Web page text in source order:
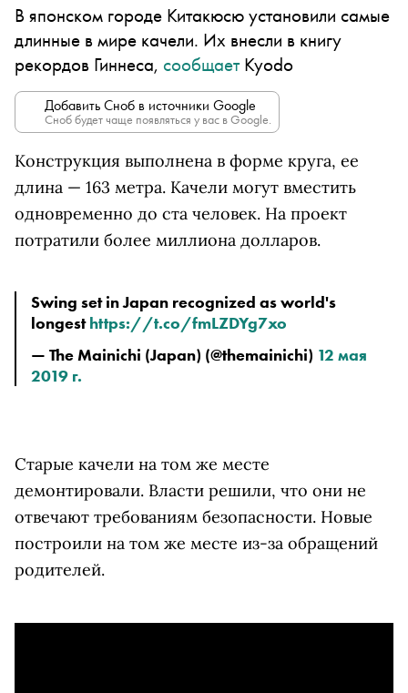
В японском городе Китакюсю установили самые
длинные в мире качели. Их внесли в книгу
рекордов Гиннеса, сообщаетKyodo
Добавить Сноб в источники Google
Сноб будет чаще появляться у вас в Google.
Конструкция выполнена в форме круга, ее
длина — 163 метра. Качели могут вместить
одновременно до ста человек. На проект
потратили более миллиона долларов.
Swing set in Japan recognized as world's
longest https://t.co/fmLZDYg7xo
— The Mainichi (Japan) (@themainichi) 12 мая
2019 г.
Старые качели на том же месте
демонтировали. Власти решили, что они не
отвечают требованиям безопасности. Новые
построили на том же месте из-за обращений
родителей.